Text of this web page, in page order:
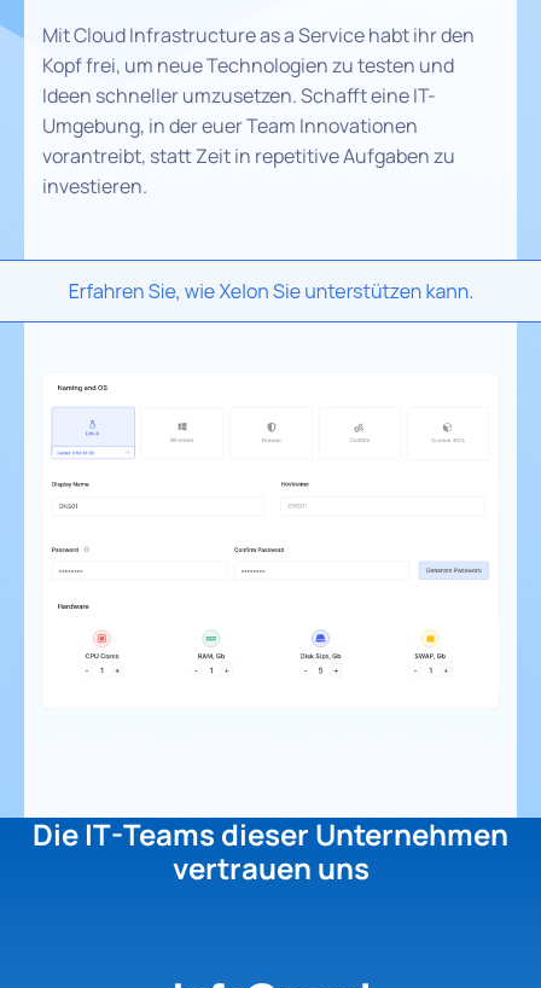
Mit Cloud Infrastructure as a Service habt ihr den
Kopf frei, um neue Technologien zu testen und
Ideen schneller umzusetzen. Schafft eine IT-
Umgebung, in der euer Team Innovationen
vorantreibt, statt Zeit in repetitive Aufgaben zu
investieren.
Die IT-Teams dieser Unternehmen
vertrauen uns